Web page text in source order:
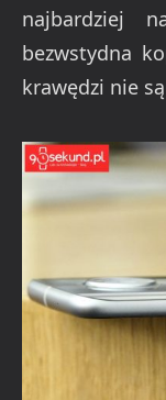
najbardziej
bezwstydna
krawędzi nie